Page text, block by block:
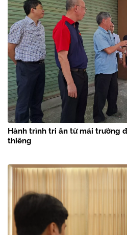
Hành trình tri ân từ mái trường
thiêng